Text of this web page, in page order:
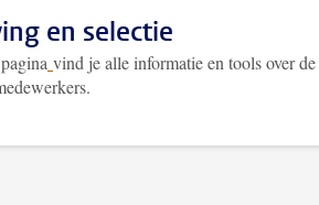
en selectie
vind je alle informatie en tools over de